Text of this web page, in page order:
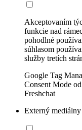
Akceptovaním
funkcie nad
pohodlné
súhlasom
služby tretích
Google Tag
Consent Mode
Freshchat
Externý mediálny